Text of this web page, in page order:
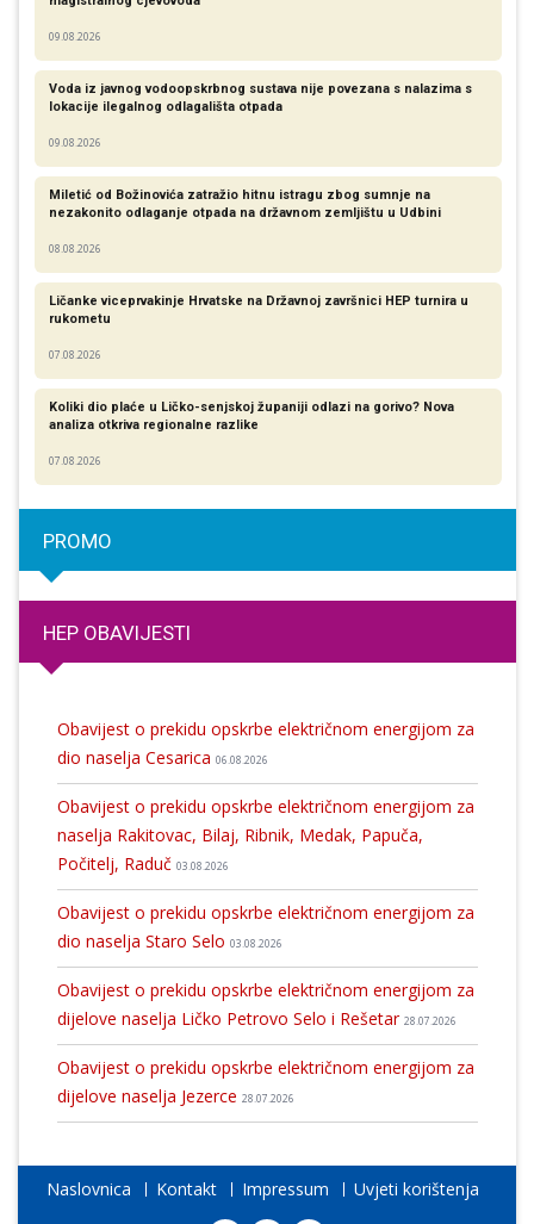
09.08.2026
Voda iz javnog vodoopskrbnog sustava nije povezana s nalazima s
lokacije ilegalnog odlagališta otpada
09.08.2026
Miletić od Božinovića zatražio hitnu istragu zbog sumnje na
nezakonito odlaganje otpada na državnom zemljištu u Udbini
08.08.2026
Ličanke viceprvakinje Hrvatske na Državnoj završnici HEP turnira u
rukometu
07.08.2026
Koliki dio plaće u Ličko-senjskoj županiji odlazi na gorivo? Nova
analiza otkriva regionalne razlike​
07.08.2026
PROMO
HEP OBAVIJESTI
Obavijest o prekidu opskrbe električnom energijom za
dio naselja Cesarica 06.08.2026
Obavijest o prekidu opskrbe električnom energijom za
naselja Rakitovac, Bilaj, Ribnik, Medak, Papuča,
Počitelj, Raduč 03.08.2026
Obavijest o prekidu opskrbe električnom energijom za
dio naselja Staro Selo 03.08.2026
Obavijest o prekidu opskrbe električnom energijom za
dijelove naselja Ličko Petrovo Selo i Rešetar 28.07.2026
Obavijest o prekidu opskrbe električnom energijom za
dijelove naselja Jezerce 28.07.2026
Naslovnica Kontakt Impressum Uvjeti korištenja